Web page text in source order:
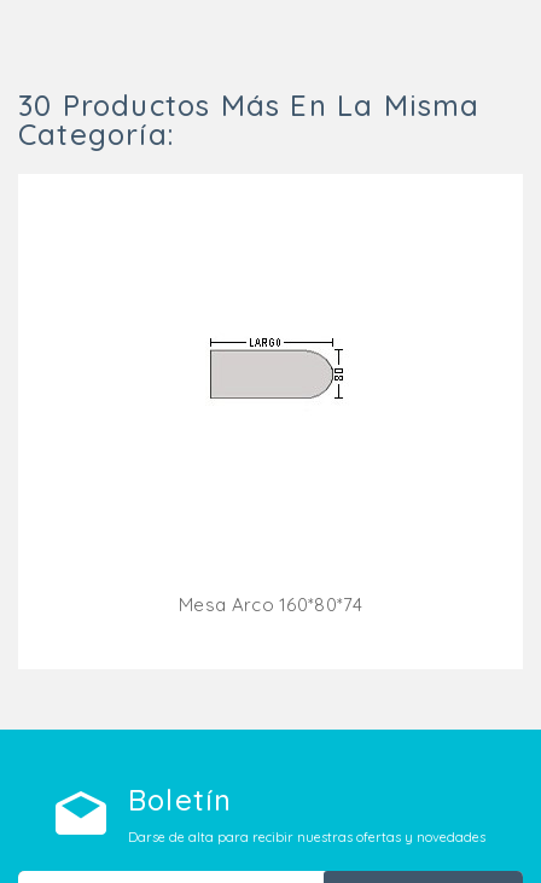
30 Productos Más En La Misma
Categoría:
Mesa Arco 160*80*74
Boletín
Darse de alta para recibir nuestras ofertas y novedades